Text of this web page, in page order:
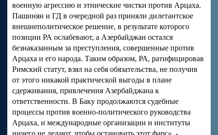
военную агрессию и этнические чистки против Арцаха.
Пашинян и ГД в очередной раз приняли дилетантское
внешнеполитическое решение, в результате которого
позиции РА ослабевают, а Азербайджан остался
безнаказанным за преступления, совершенные против
Арцаха и его народа. Таким образом, РА, ратифицировав
Римский статут, взял на себя обязательства, не получив
от этого никакой практической выгоды в плане
сдерживания, привлечения Азербайджана к
ответственности. В Баку продолжаются судебные
процессы против военно-политического руководства
Арцаха, и международные организации и институты
ничего не делают, чтобы остановить этот фарс», -